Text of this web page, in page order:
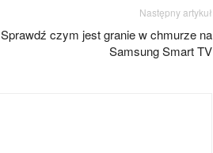
Następny artykuł
Sprawdź czym jest granie w chmurze na
Samsung Smart TV